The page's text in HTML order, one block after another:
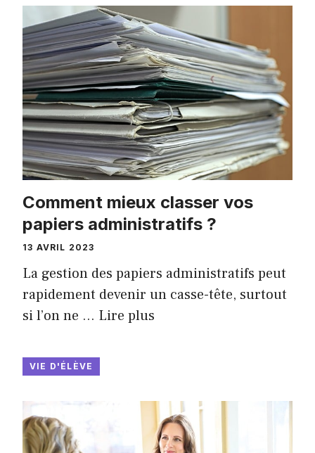
Comment mieux classer vos
papiers administratifs ?
13 AVRIL 2023
La gestion des papiers administratifs peut
rapidement devenir un casse-tête, surtout
si l’on ne … Lire plus
VIE D'ÉLÈVE